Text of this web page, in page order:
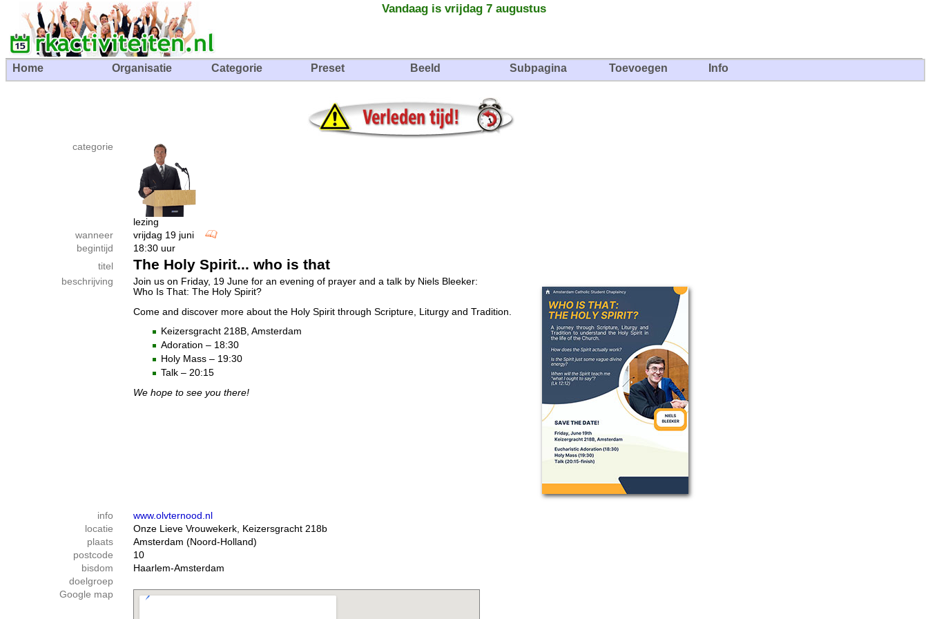
Vandaag is vrijdag 7 augustus
Home Organisatie Categorie Preset Beeld Subpagina Toevoegen Info
categorie
lezing
wanneer
vrijdag 19 juni
begintijd
18:30 uur
titel
The Holy Spirit... who is that
beschrijving
Join us on Friday, 19 June for an evening of prayer and a talk by Niels Bleeker:
Who Is That: The Holy Spirit?
Come and discover more about the Holy Spirit through Scripture, Liturgy and Tradition.
Keizersgracht 218B, Amsterdam
Adoration – 18:30
Holy Mass – 19:30
Talk – 20:15
We hope to see you there!
info
www.olvternood.nl
locatie
Onze Lieve Vrouwekerk, Keizersgracht 218b
plaats
Amsterdam (Noord-Holland)
postcode
10
bisdom
Haarlem-Amsterdam
doelgroep
Google map